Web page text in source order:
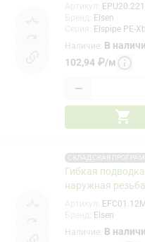
Elsen
Elspipe PE-Xb
Наличие: В
102,94 ₽/м
−
СКЛАДСКАЯ
Гибкая
наружная
Elsen
Наличие: В